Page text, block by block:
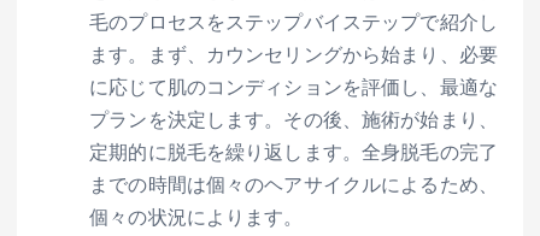
毛のプロセスをステップバイステップで紹介し
ます。まず、カウンセリングから始まり、必要
に応じて肌のコンディションを評価し、最適な
プランを決定します。その後、施術が始まり、
定期的に脱毛を繰り返します。全身脱毛の完了
までの時間は個々のヘアサイクルによるため、
個々の状況によります。